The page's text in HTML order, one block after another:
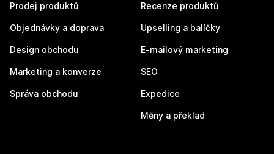
Prodej produktů
Objednávky a doprava
Design obchodu
Marketing a konverze
Správa obchodu
Recenze produktů
Upselling a balíčky
E-mailový marketing
SEO
Expedice
Měny a překlad